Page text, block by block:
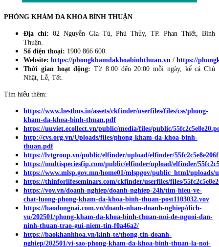
PHÒNG KHÁM ĐA KHOA BÌNH THUẬN
Địa chỉ: 02 Nguyễn Gia Tú, Phú Thủy, TP. Phan Thiết, Bình
Thuận.
Số điện thoại: 1900 866 600.
Website: https://phongkhamdakhoabinhthuan.vn / https://
Thời gian hoạt động: Từ 8:00 đến 20:00 mỗi ngày, kể cả Chủ
Nhật, Lễ, Tết.
Tìm hiểu thêm:
https://www.bestbus.in/assets/ckfinder/userfiles/files/css/phong-
kham-da-khoa-binh-thuan.pdf
https://uuviet.ecollect.vn/public/media/files/public/
http://cvs.org.vn/Uploads/files/phong-kham-da-khoa-binh-
thuan.pdf
https://lvtgroup.vn/public/elfinder/upload/elfinder/
https://multispeciesfip.com/public/elfinder/upload/elfinder/
https://www.mlsp.gov.mn/home01/mlspgov/public_html/uploads/
https://thinforlifeseminars.com/ckfinder/userfiles/files/
https://vov.vn/doanh-nghiep/doanh-nghiep-24h/tim-hieu-ve-
chat-luong-phong-kham-da-khoa-binh-thuan-post1103032.vov
https://baodongnai.com.vn/doanh-nhan-doanh-nghiep/dich-
vu/202501/phong-kham-da-khoa-binh-thuan-noi-de-nguoi-dan-
ninh-thuan-trao-gui-niem-tin-f0a46a2/
https://baokhanhhoa.vn/kinh-te/thong-tin-doanh-
nghiep/202501/vi-sao-phong-kham-da-khoa-binh-thuan-la-noi-